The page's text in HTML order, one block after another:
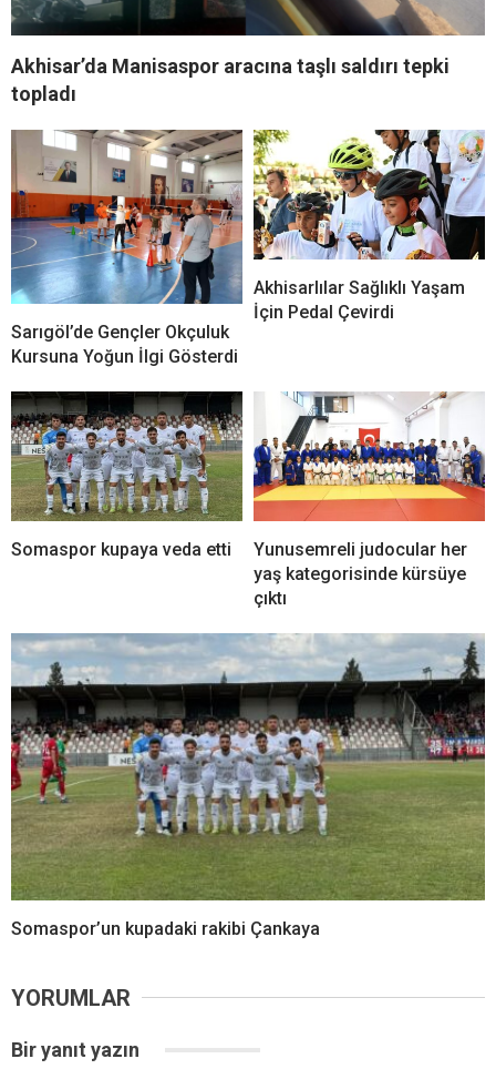
Akhisar’da Manisaspor aracına taşlı saldırı tepki
topladı
Sarıgöl’de Gençler Okçuluk
Kursuna Yoğun İlgi Gösterdi
Akhisarlılar Sağlıklı Yaşam
İçin Pedal Çevirdi
Somaspor kupaya veda etti
Yunusemreli judocular her
yaş kategorisinde kürsüye
çıktı
Somaspor’un kupadaki rakibi Çankaya
YORUMLAR
Bir yanıt yazın